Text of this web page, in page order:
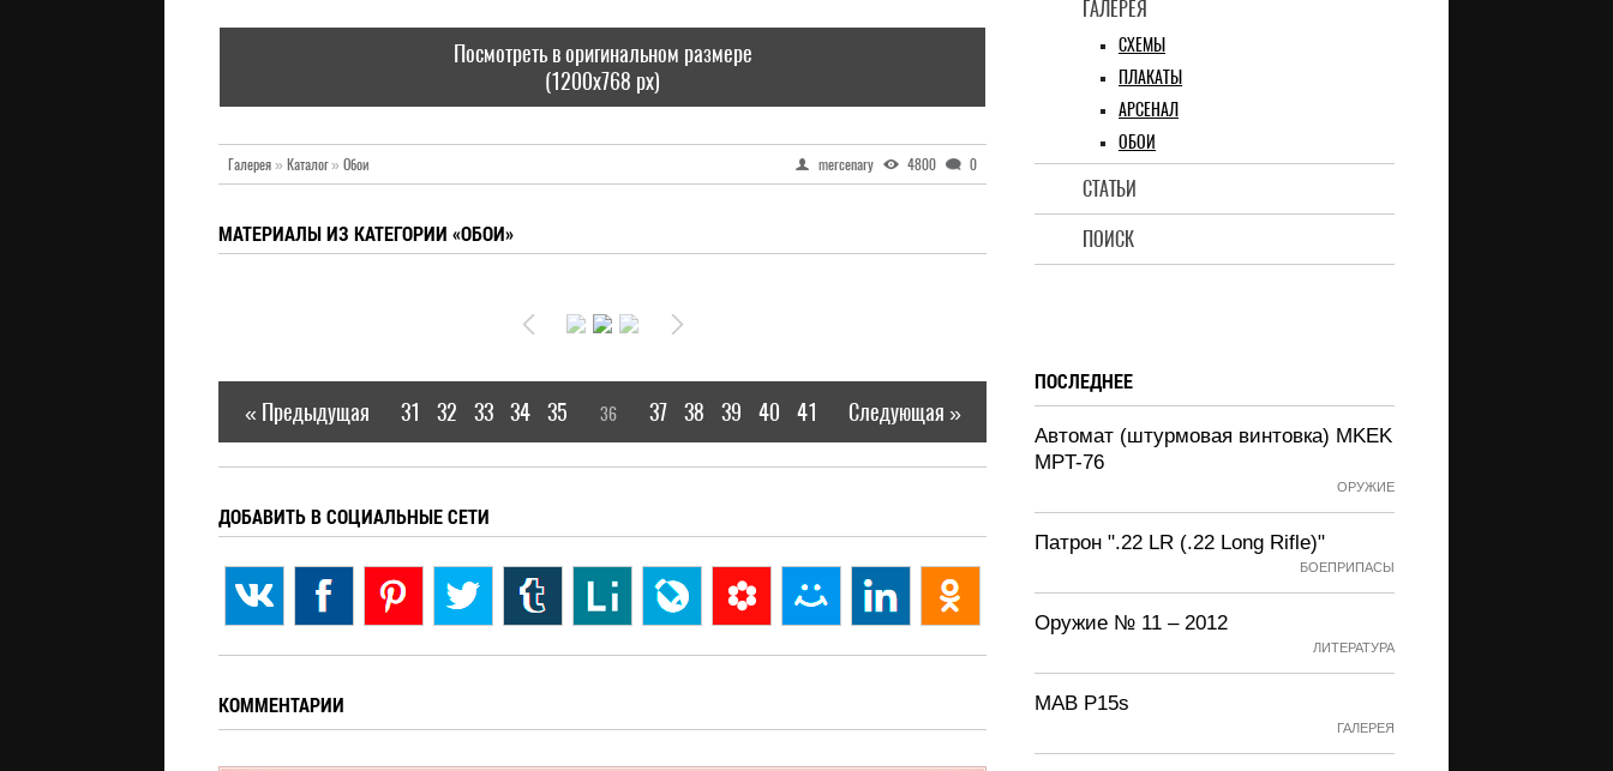
ГАЛЕРЕЯ
СХЕМЫ
ПЛАКАТЫ
АРСЕНАЛ
ОБОИ
СТАТЬИ
ПОИСК
Посмотреть в оригинальном размере
(1200x768 px)
Галерея» Каталог» Обои mercenary 4800 0
МАТЕРИАЛЫ ИЗ КАТЕГОРИИ «ОБОИ»
« Предыдущая 31 32 33 34 35 36 37 38 39 40 41 Следующая »
ДОБАВИТЬ В СОЦИАЛЬНЫЕ СЕТИ
КОММЕНТАРИИ
ПОСЛЕДНЕЕ
Автомат (штурмовая винтовка) MKEK
MPT-76
ОРУЖИЕ
Патрон ".22 LR (.22 Long Rifle)"
БОЕПРИПАСЫ
Оружие № 11 – 2012
ЛИТЕРАТУРА
MAB P15s
ГАЛЕРЕЯ